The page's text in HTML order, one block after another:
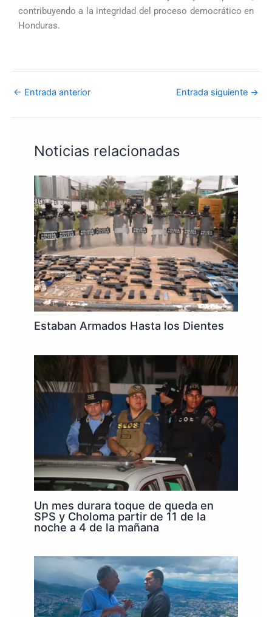
contribuyendo a la integridad del proceso democrático en
Honduras.
← Entrada anterior Entrada siguiente →
Noticias relacionadas
Estaban Armados Hasta los Dientes
Un mes durara toque de queda en
SPS y Choloma partir de 11 de la
noche a 4 de la mañana